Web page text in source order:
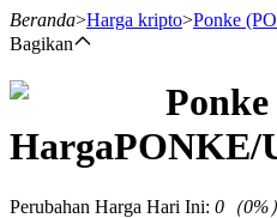
Beranda>Harga kripto>Ponke
Bagikan
Ponke
HargaPONKE/
Perubahan Harga Hari Ini: 0 （0%）